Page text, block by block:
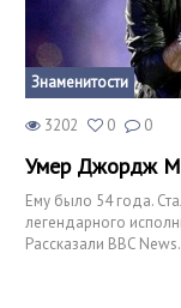
Знаменитости
3202 0 0
Умер Джордж
Ему было 54 года.
легендарного
Рассказали BBC News.